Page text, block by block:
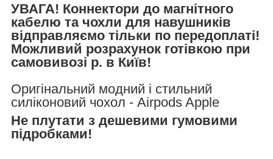
УВАГА! Коннектори до магнітного
кабелю та чохли для навушників
відправляємо тільки по передоплаті!
Можливий розрахунок готівкою при
самовивозі р. в Київ!
Оригінальний модний і стильний
силіконовий чохол - Airpods Apple
Не плутати з дешевими гумовими
підробками!